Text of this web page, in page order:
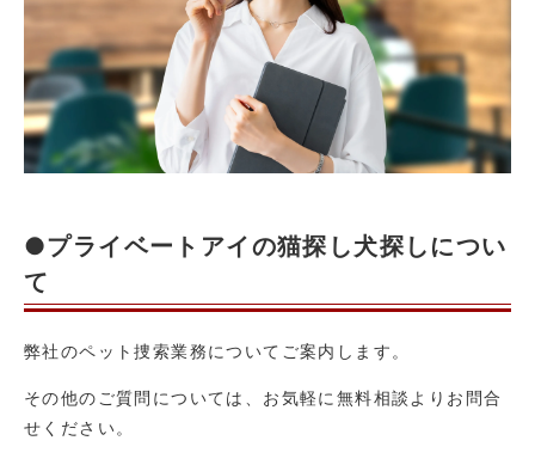
●プライベートアイの猫探し犬探しについ
て
弊社のペット捜索業務についてご案内します。
その他のご質問については、お気軽に無料相談よりお問合
せください。